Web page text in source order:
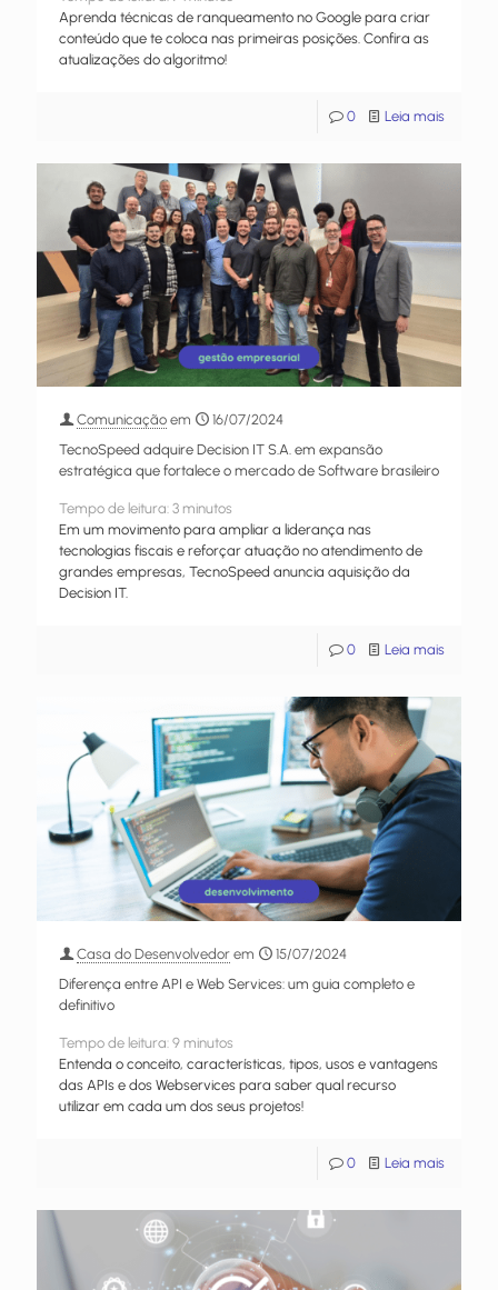
Aprenda técnicas de ranqueamento no Google para criar
conteúdo que te coloca nas primeiras posições. Confira as
atualizações do algoritmo!
0 Leia mais
Comunicação em
16/07/2024
TecnoSpeed adquire Decision IT S.A. em expansão
estratégica que fortalece o mercado de Software brasileiro
Tempo de leitura: 3 minutos
Em um movimento para ampliar a liderança nas
tecnologias fiscais e reforçar atuação no atendimento de
grandes empresas, TecnoSpeed anuncia aquisição da
Decision IT.
0 Leia mais
Casa do Desenvolvedor em
15/07/2024
Diferença entre API e Web Services: um guia completo e
definitivo
Tempo de leitura: 9 minutos
Entenda o conceito, características, tipos, usos e vantagens
das APIs e dos Webservices para saber qual recurso
utilizar em cada um dos seus projetos!
0 Leia mais